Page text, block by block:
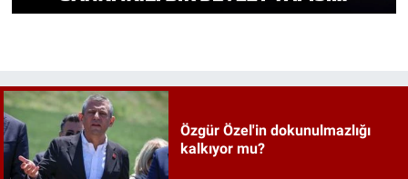
Özgür Özel'in dokunulmazlığı
kalkıyor mu?